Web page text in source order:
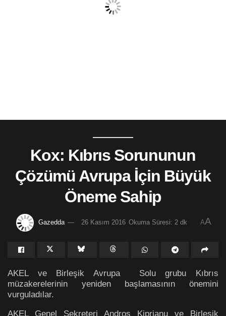
Kox: Kıbrıs Sorununun
Çözümü Avrupa İçin Büyük
Öneme Sahip
Gazedda 26 Kasım 2016 Okuma Süresi: 2 dk AA
AKEL ve Birleşik Avrupa Solu grubu Kıbrıs
müzakerelerinin yeniden başlamasının önemini
vurguladılar.
AKEL Genel Sekreteri Andros Kiprianu ve Birleşik